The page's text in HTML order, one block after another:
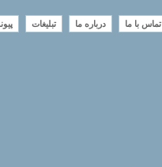
تماس با ما درباره ما تبلیغات